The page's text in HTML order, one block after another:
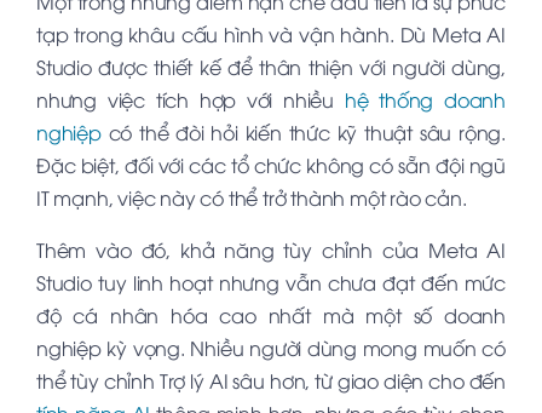
tạp trong khâu cấu hình và vận hành. Dù Meta AI
Studio được thiết kế để thân thiện với người dùng,
nhưng việc tích hợp với nhiều hệ thống doanh
nghiệpcó thể đòi hỏi kiến thức kỹ thuật sâu rộng.
Đặc biệt, đối với các tổ chức không có sẵn đội ngũ
IT mạnh, việc này có thể trở thành một rào cản.
Thêm vào đó, khả năng tùy chỉnh của Meta AI
Studio tuy linh hoạt nhưng vẫn chưa đạt đến mức
độ cá nhân hóa cao nhất mà một số doanh
nghiệp kỳ vọng. Nhiều người dùng mong muốn có
thể tùy chỉnh Trợ lý AI sâu hơn, từ giao diện cho đến